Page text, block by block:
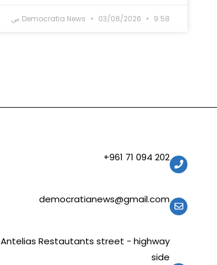
Democratia News 03/08/2026 9:58 ص
202 094 71 961+
democratianews@gmail.com
Antelias Restautants street - highway
side